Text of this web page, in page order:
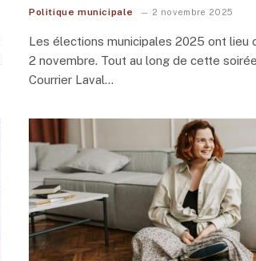
Politique municipale 2 novembre 2025
Les élections municipales 2025 ont lieu
2 novembre. Tout au long de cette
Courrier Laval…